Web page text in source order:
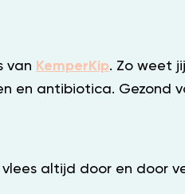
van KemperKip. Zo weet
en antibiotica. Gezond
altijd door en door